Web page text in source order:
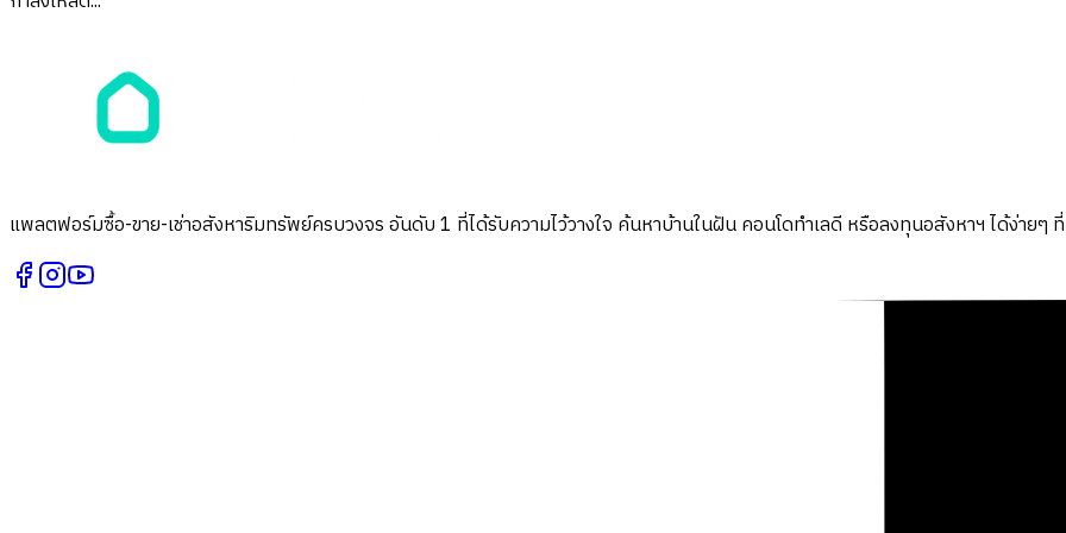
แพลตฟอร์มซื้อ-ขาย-เช่าอสังหาริมทรัพย์ครบวงจร อันดับ 1 ที่ได้รับความไว้วางใจ ค้นหาบ้านในฝัน คอนโดทำเลดี หรือลงทุนอสังหาฯ ได้ง่ายๆ